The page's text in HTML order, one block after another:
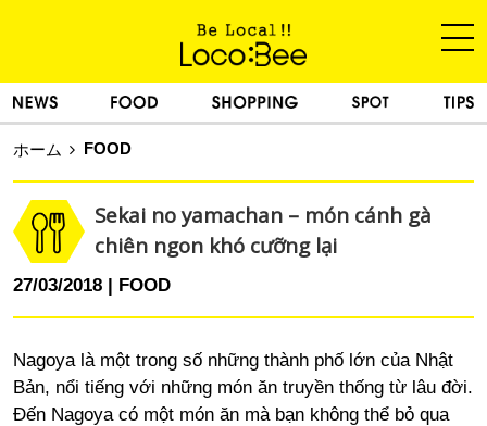
ホーム FOOD
Sekai no yamachan – món cánh gà
chiên ngon khó cưỡng lại
27/03/2018 FOOD
Nagoya là một trong số những thành phố lớn của Nhật
Bản, nổi tiếng với những món ăn truyền thống từ lâu đời.
Đến Nagoya có một món ăn mà bạn không thể bỏ qua